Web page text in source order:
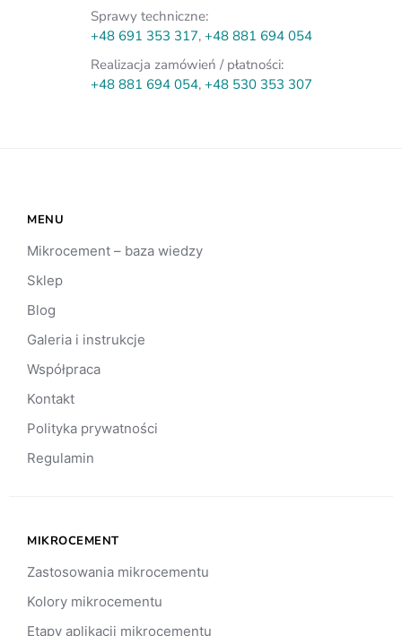
Sprawy techniczne:
+48 691 353 317, +48 881 694 054
Realizacja zamówień / płatności:
+48 881 694 054, +48 530 353 307
MENU
Mikrocement – baza wiedzy
Sklep
Blog
Galeria i instrukcje
Współpraca
Kontakt
Polityka prywatności
Regulamin
MIKROCEMENT
Zastosowania mikrocementu
Kolory mikrocementu
Etapy aplikacji mikrocementu